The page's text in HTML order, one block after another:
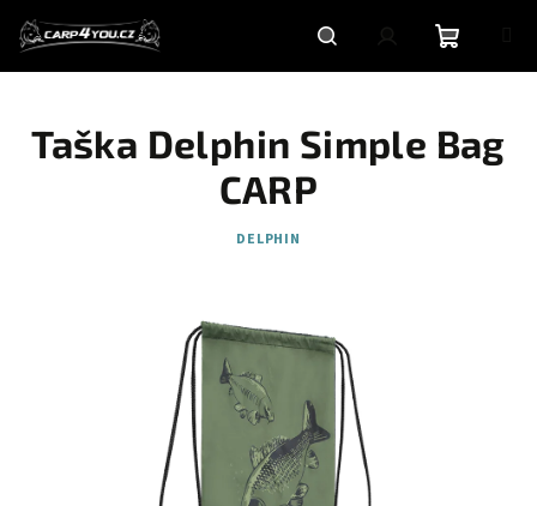
obsah
HledatPřihlášeníNákupní
košík
Taška Delphin Simple Bag
CARP
DELPHIN